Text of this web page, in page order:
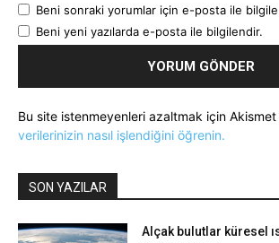
Beni sonraki yorumlar için e-posta ile
Beni yeni yazılarda e-posta ile bilgilendir.
Bu site istenmeyenleri azaltmak için Akismet
verilerinizin nasıl işlendiğini öğrenin.
SON YAZILAR
Alçak bulutlar küresel